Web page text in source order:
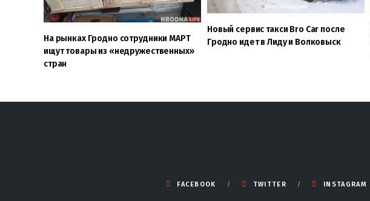
На рынках Гродно сотрудники МАРТ
ищут товары из «недружественных»
стран
Новый сервис такси Bro Car после
Гродно идет в Лиду и Волковыск
FACEBOOK TWITTER INSTAGRAM